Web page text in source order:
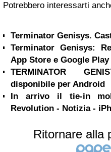
Potrebbero interessarti
Terminator Genisys.
Terminator Genisys:
App Store e Google
TERMINATOR
disponibile per Android
In arrivo il tie-in
Revolution - Notizia -
Ritornare alla